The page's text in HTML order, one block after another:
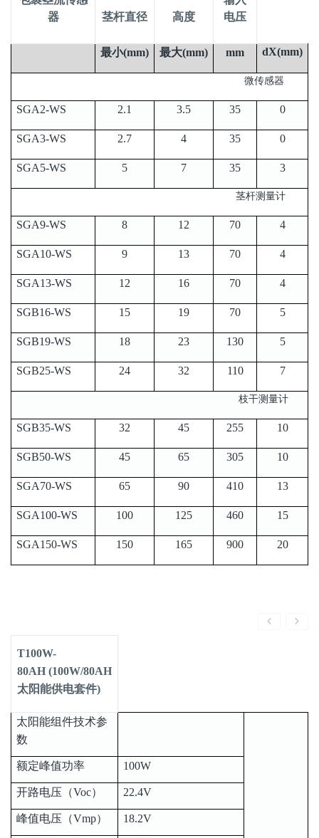
器
茎杆直径 高度
电压
最小(mm) 最大(mm) mm dX(mm)
微传感器
SGA2-WS 2.1 3.5 35 0
SGA3-WS 2.7 4 35 0
SGA5-WS 5 7 35 3
茎杆测量计
SGA9-WS 8 12 70 4
SGA10-WS 9 13 70 4
SGA13-WS 12 16 70 4
SGB16-WS 15 19 70 5
SGB19-WS 18 23 130 5
SGB25-WS 24 32 110 7
枝干测量计
SGB35-WS 32 45 255 10
SGB50-WS 45 65 305 10
SGA70-WS 65 90 410 13
SGA100-WS 100 125 460 15
SGA150-WS 150 165 900 20
T100W-
80AH (100W/80AH
太阳能供电套件)
太阳能组件技术参
数
额定峰值功率 100W
开路电压（Voc） 22.4V
峰值电压（Vmp） 18.2V